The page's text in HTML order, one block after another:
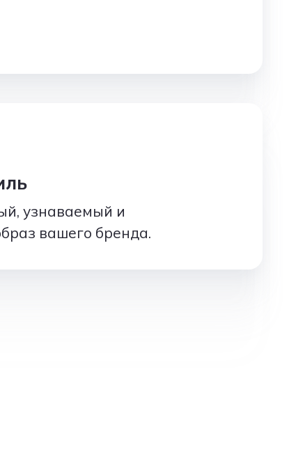
узнаваемый и
вашего бренда.